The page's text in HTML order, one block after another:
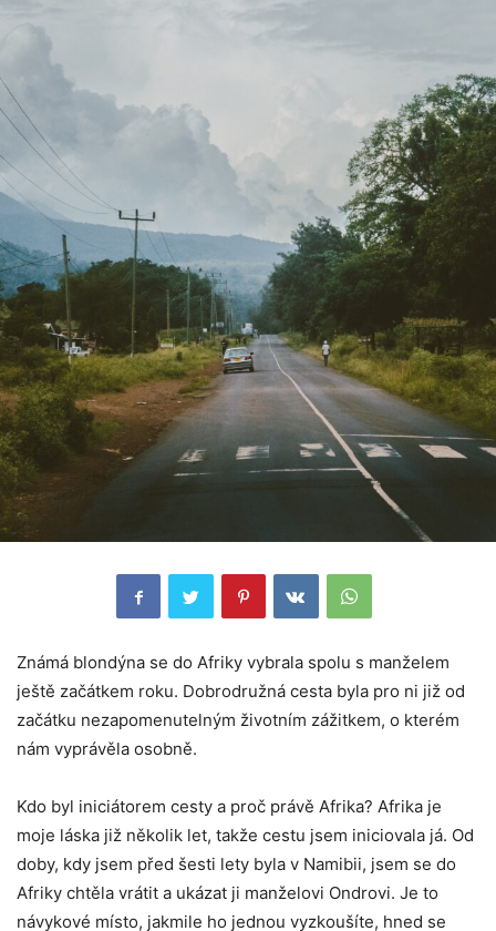
Známá blondýna se do Afriky vybrala spolu s manželem
ještě začátkem roku. Dobrodružná cesta byla pro ni již od
začátku nezapomenutelným životním zážitkem, o kterém
nám vyprávěla osobně.
Kdo byl iniciátorem cesty a proč právě Afrika? Afrika je
moje láska již několik let, takže cestu jsem iniciovala já. Od
doby, kdy jsem před šesti lety byla v Namibii, jsem se do
Afriky chtěla vrátit a ukázat ji manželovi Ondrovi. Je to
návykové místo, jakmile ho jednou vyzkoušíte, hned se